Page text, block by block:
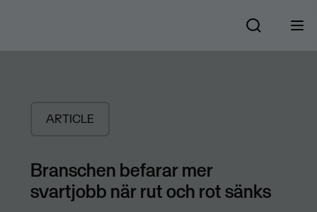
ARTICLE
Branschen befarar mer
svartjobb när rut och rot sänks